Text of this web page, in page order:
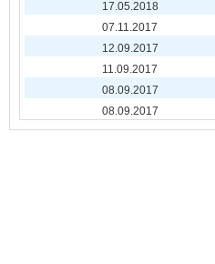
17.05.2018
07.11.2017
12.09.2017
11.09.2017
08.09.2017
08.09.2017